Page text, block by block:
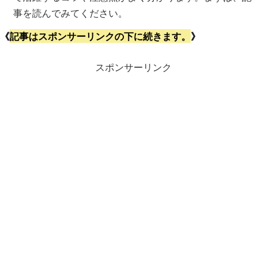
事を読んでみてください。
《記事はスポンサーリンクの下に続きます。 》
スポンサーリンク